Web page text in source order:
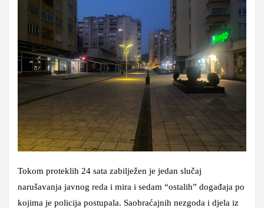
Tokom proteklih 24 sata zabilježen je jedan slučaj
narušavanja javnog reda i mira i sedam “ostalih” događaja po
kojima je policija postupala. Saobraćajnih nezgoda i djela iz